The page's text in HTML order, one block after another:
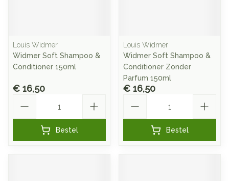
Louis Widmer
Widmer Soft Shampoo &
Conditioner 150ml
€ 16,50
Bestel
Louis Widmer
Widmer Soft Shampoo &
Conditioner Zonder
Parfum 150ml
€ 16,50
Bestel